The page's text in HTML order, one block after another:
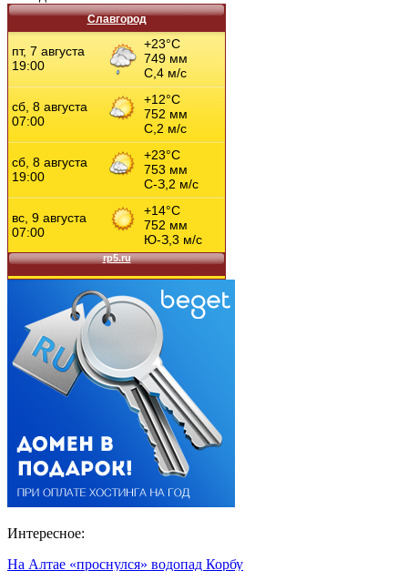
Славгород
Интересное:
На Алтае «проснулся» водопад Корбу